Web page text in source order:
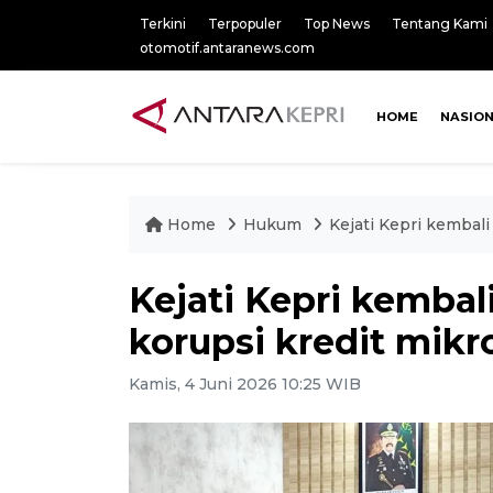
Terkini Terpopuler Top News
Tentang Kami
otomotif.antaranews.com
HOME
Home Hukum Kejati Kepri
Kejati Kepri
korupsi kredit
Kamis, 4 Juni 2026 10:25 WIB